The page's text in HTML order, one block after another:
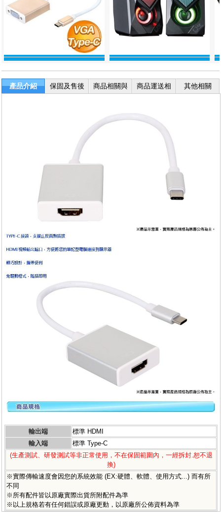
產品介紹
輸出端
標準 HDMI
輸入端
標準 Type-C
(生產測試、研發測試等非正常使用，不在保固範圍內，一經拆封.恕不退
換)
※實際傳輸速度會因您的系統效能 (EX:硬體、軟體、使用方式...) 而有所
不同
※所有配件皆以原廠實際出貨所附配件為準
※以上規格若有任何錯誤或原廠更動，以原廠所公佈資料為準
保固及售後
商品相關與
商品運送相
其他相關